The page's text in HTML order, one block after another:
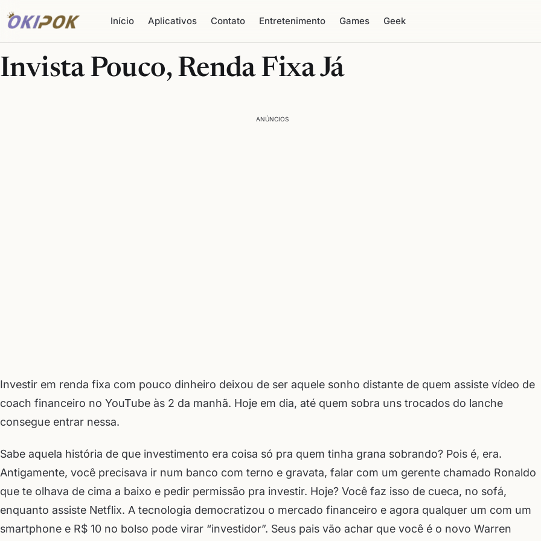
Início Aplicativos Contato Entretenimento Games Geek
Invista Pouco, Renda Fixa Já
ANÚNCIOS
Investir em renda fixa com pouco dinheiro deixou de ser aquele sonho distante de quem assiste vídeo de
coach financeiro no YouTube às 2 da manhã. Hoje em dia, até quem sobra uns trocados do lanche
consegue entrar nessa.
Sabe aquela história de que investimento era coisa só pra quem tinha grana sobrando? Pois é, era.
Antigamente, você precisava ir num banco com terno e gravata, falar com um gerente chamado Ronaldo
que te olhava de cima a baixo e pedir permissão pra investir. Hoje? Você faz isso de cueca, no sofá,
enquanto assiste Netflix. A tecnologia democratizou o mercado financeiro e agora qualquer um com um
smartphone e R$ 10 no bolso pode virar “investidor”. Seus pais vão achar que você é o novo Warren